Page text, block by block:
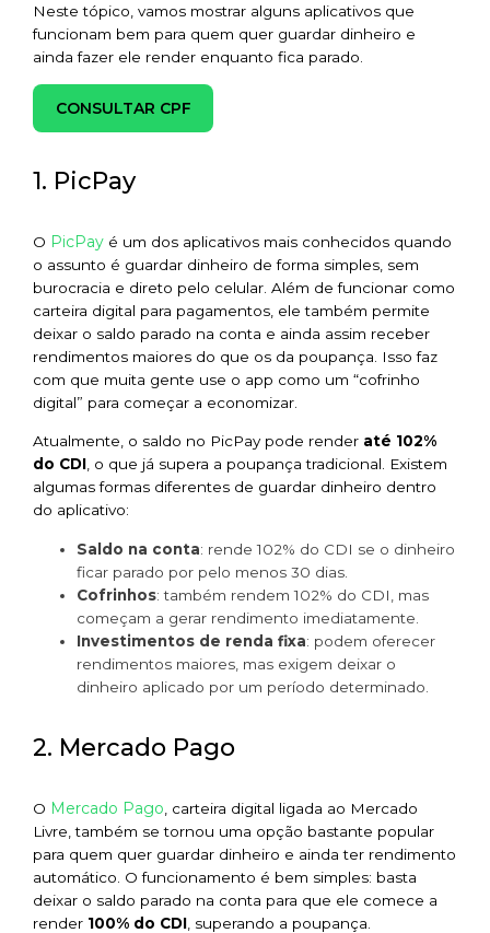
Neste tópico, vamos mostrar alguns aplicativos que
funcionam bem para quem quer guardar dinheiro e
ainda fazer ele render enquanto fica parado.
CONSULTAR CPF
1. PicPay
O PicPay é um dos aplicativos mais conhecidos quando
o assunto é guardar dinheiro de forma simples, sem
burocracia e direto pelo celular. Além de funcionar como
carteira digital para pagamentos, ele também permite
deixar o saldo parado na conta e ainda assim receber
rendimentos maiores do que os da poupança. Isso faz
com que muita gente use o app como um “cofrinho
digital” para começar a economizar.
Atualmente, o saldo no PicPay pode render até 102%
do CDI, o que já supera a poupança tradicional. Existem
algumas formas diferentes de guardar dinheiro dentro
do aplicativo:
Saldo na conta: rende 102% do CDI se o dinheiro
ficar parado por pelo menos 30 dias.
Cofrinhos: também rendem 102% do CDI, mas
começam a gerar rendimento imediatamente.
Investimentos de renda fixa: podem oferecer
rendimentos maiores, mas exigem deixar o
dinheiro aplicado por um período determinado.
2. Mercado Pago
O Mercado Pago , carteira digital ligada ao Mercado
Livre, também se tornou uma opção bastante popular
para quem quer guardar dinheiro e ainda ter rendimento
automático. O funcionamento é bem simples: basta
deixar o saldo parado na conta para que ele comece a
render 100% do CDI , superando a poupança.